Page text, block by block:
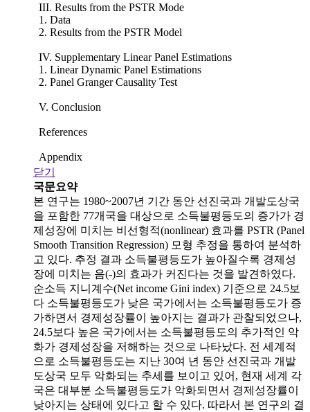
III. Results from the PSTR Mode
1. Data
2. Results from the PSTR Model
IV. Supplementary Linear Panel Estimations
1. Linear Dynamic Panel Estimations
2. Panel Granger Causality Test
V. Conclusion
References
Appendix
닫기
국문요약
본 연구는 1980~2007년 기간 동안 선진국과 개발도상국
을 포함한 77개국을 대상으로 소득불평등도의 증가가 경
제성장에 미치는 비선형적(nonlinear) 효과를 PSTR (Panel
Smooth Transition Regression) 모형 추정을 통하여 분석하
고 있다. 추정 결과 소득불평등도가 높아질수록 경제성
장에 미치는 음(-)의 효과가 커진다는 것을 발견하였다.
순소득 지니계수(Net income Gini index) 기준으로 24.5보
다 소득불평등도가 낮은 국가에서는 소득불평등도가 증
가하면서 경제성장률이 높아지는 결과가 관찰되었으나,
24.5보다 높은 국가에서는 소득불평등도의 추가적인 악
화가 경제성장을 저해하는 것으로 나타났다. 전 세계적
으로 소득불평등도는 지난 30여 년 동안 선진국과 개발
도상국 모두 악화되는 추세를 보이고 있어, 현재 세계 각
국은 대부분 소득불평등도가 악화되면서 경제성장률이
낮아지는 상태에 있다고 할 수 있다. 따라서 본 연구의 결